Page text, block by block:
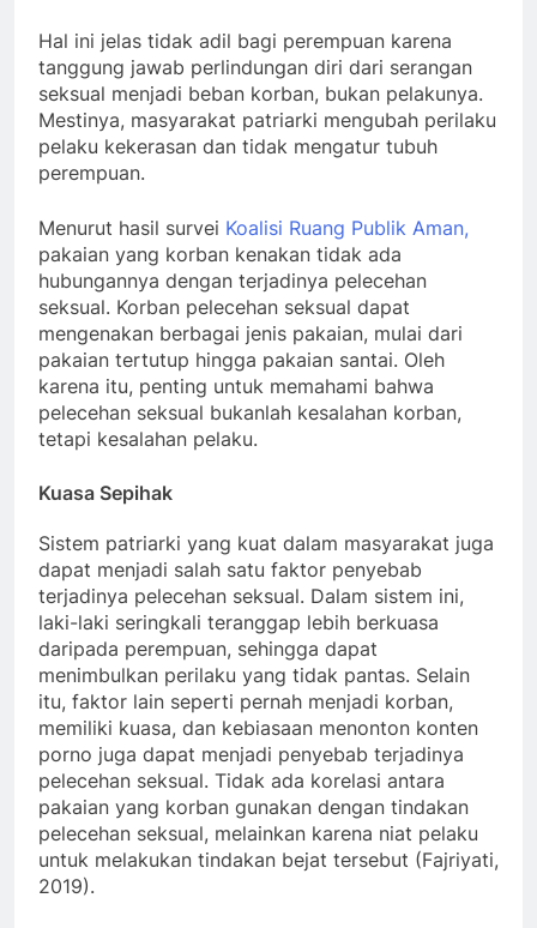
Hal ini jelas tidak adil bagi perempuan karena
tanggung jawab perlindungan diri dari serangan
seksual menjadi beban korban, bukan pelakunya.
Mestinya, masyarakat patriarki mengubah perilaku
pelaku kekerasan dan tidak mengatur tubuh
perempuan.
Menurut hasil survei Koalisi Ruang Publik Aman,
pakaian yang korban kenakan tidak ada
hubungannya dengan terjadinya pelecehan
seksual. Korban pelecehan seksual dapat
mengenakan berbagai jenis pakaian, mulai dari
pakaian tertutup hingga pakaian santai. Oleh
karena itu, penting untuk memahami bahwa
pelecehan seksual bukanlah kesalahan korban,
tetapi kesalahan pelaku.
Kuasa Sepihak
Sistem patriarki yang kuat dalam masyarakat juga
dapat menjadi salah satu faktor penyebab
terjadinya pelecehan seksual. Dalam sistem ini,
laki-laki seringkali teranggap lebih berkuasa
daripada perempuan, sehingga dapat
menimbulkan perilaku yang tidak pantas. Selain
itu, faktor lain seperti pernah menjadi korban,
memiliki kuasa, dan kebiasaan menonton konten
porno juga dapat menjadi penyebab terjadinya
pelecehan seksual. Tidak ada korelasi antara
pakaian yang korban gunakan dengan tindakan
pelecehan seksual, melainkan karena niat pelaku
untuk melakukan tindakan bejat tersebut (Fajriyati,
2019).